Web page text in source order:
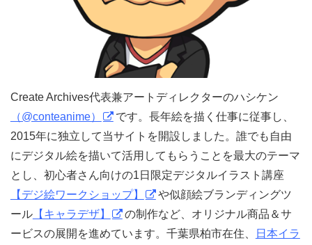
Create Archives代表兼アートディレクターのハシケン
（@conteanime）
です。長年絵を描く仕事に従事し、
2015年に独立して当サイトを開設しました。誰でも自由
にデジタル絵を描いて活用してもらうことを最大のテーマ
とし、初心者さん向けの1日限定デジタルイラスト講座
【デジ絵ワークショップ】
や似顔絵ブランディングツ
ール【キャラデザ】
の制作など、オリジナル商品＆サ
ービスの展開を進めています。千葉県柏市在住、
日本イラ